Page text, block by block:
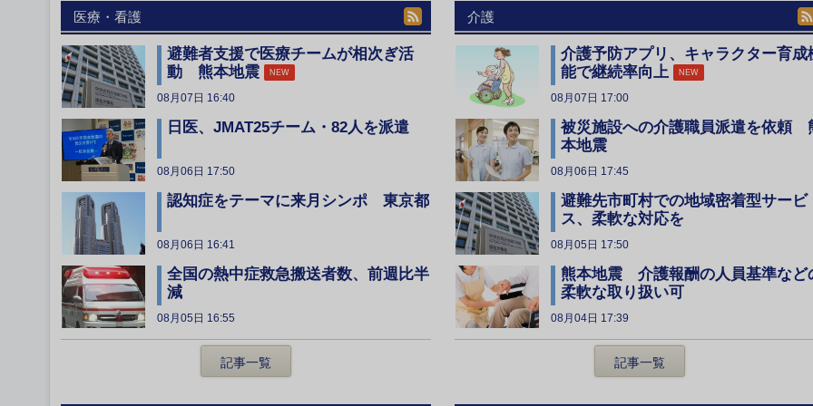
医療・看護
避難者支援で医療チームが相次ぎ活
動 熊本地震
NEW
08月07日 16:40
日医、JMAT25チーム・82人を派遣
08月06日 17:50
認知症をテーマに来月シンポ 東京都
08月06日 16:41
全国の熱中症救急搬送者数、前週比半
減
08月05日 16:55
記事一覧
介護
介護予防アプリ、キャラクター育成
能で継続率向上
NEW
08月07日 17:00
被災施設への介護職員派遣を依頼
本地震
08月06日 17:45
避難先市町村での地域密着型サービ
ス、柔軟な対応を
08月05日 17:50
熊本地震 介護報酬の人員基準など
柔軟な取り扱い可
08月04日 17:39
記事一覧